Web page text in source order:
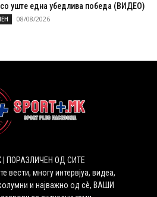
уште една убедлива победа (ВИДЕО)
08/08/2026
| ПОРАЗЛИЧЕН ОД СИТЕ
вести, многу интервјуа, видеа,
и најважно од сѐ, ВАШИ